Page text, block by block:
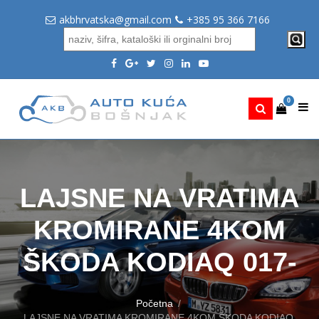
akbhrvatska@gmail.com +385 95 366 7166
0
LAJSNE NA VRATIMA
KROMIRANE 4KOM
ŠKODA KODIAQ 017-
Početna